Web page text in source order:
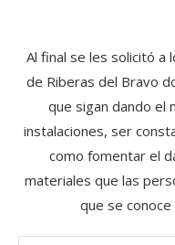
Al final se les solicitó a
de Riberas del Bravo
que sigan dando el
instalaciones, ser
como fomentar el
materiales que las
que se conoce